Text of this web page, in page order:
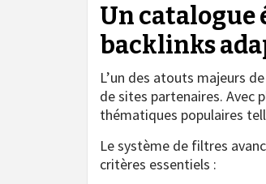
Un catalogue
backlinks
L’un des atouts majeurs
de sites partenaires. Avec
thématiques populaires
Le système de filtres
critères essentiels :